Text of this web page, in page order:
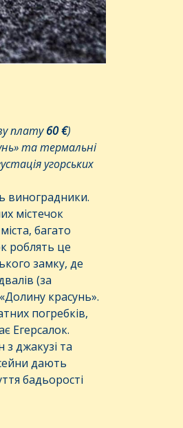
плату60 €)
та термальні
угорських
виноградники.
містечок
багато
роблять це
замку, де
(за
красунь».
погребків,
Егерсалок.
джакузі та
дають
бадьорості